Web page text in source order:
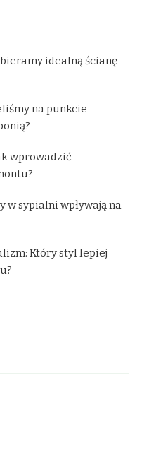
idealną ścianę
na punkcie
wprowadzić
w sypialni wpływają na
Który styl lepiej